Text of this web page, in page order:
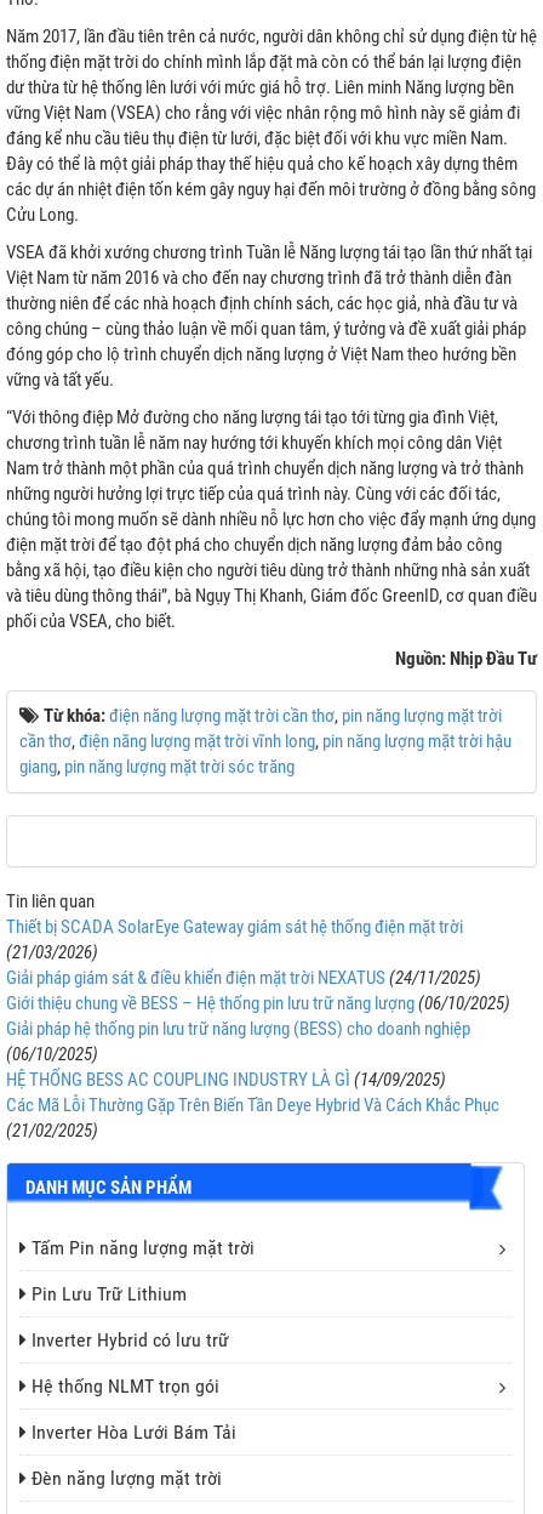
TRỮ
MẶT TRỜI
Năm 2017, lần đầu tiên trên cả nước, người dân không chỉ sử dụng điện từ hệ
thống điện mặt trời do chính mình lắp đặt mà còn có thể bán lại lượng điện
dư thừa từ hệ thống lên lưới với mức giá hỗ trợ. Liên minh Năng lượng bền
vững Việt Nam (VSEA) cho rằng với việc nhân rộng mô hình này sẽ giảm đi
đáng kể nhu cầu tiêu thụ điện từ lưới, đặc biệt đối với khu vực miền Nam.
Đây có thể là một giải pháp thay thế hiệu quả cho kế hoạch xây dựng thêm
các dự án nhiệt điện tốn kém gây nguy hại đến môi trường ở đồng bằng sông
Cửu Long.
VSEA đã khởi xướng chương trình Tuần lễ Năng lượng tái tạo lần thứ nhất tại
Việt Nam từ năm 2016 và cho đến nay chương trình đã trở thành diễn đàn
thường niên để các nhà hoạch định chính sách, các học giả, nhà đầu tư và
công chúng – cùng thảo luận về mối quan tâm, ý tưởng và đề xuất giải pháp
đóng góp cho lộ trình chuyển dịch năng lượng ở Việt Nam theo hướng bền
vững và tất yếu.
“Với thông điệp Mở đường cho năng lượng tái tạo tới từng gia đình Việt,
chương trình tuần lễ năm nay hướng tới khuyến khích mọi công dân Việt
Nam trở thành một phần của quá trình chuyển dịch năng lượng và trở thành
những người hưởng lợi trực tiếp của quá trình này. Cùng với các đối tác,
chúng tôi mong muốn sẽ dành nhiều nỗ lực hơn cho việc đẩy mạnh ứng dụng
điện mặt trời để tạo đột phá cho chuyển dịch năng lượng đảm bảo công
bằng xã hội, tạo điều kiện cho người tiêu dùng trở thành những nhà sản xuất
và tiêu dùng thông thái”, bà Ngụy Thị Khanh, Giám đốc GreenID, cơ quan điều
phối của VSEA, cho biết.
Nguồn: Nhịp Đầu Tư
Từ khóa:điện năng lượng mặt trời cần thơ, pin năng lượng mặt trời
cần thơ,điện năng lượng mặt trời vĩnh long, pin năng lượng mặt trời hậu
giang, pin năng lượng mặt trời sóc trăng
Tin liên quan
Thiết bị SCADA SolarEye Gateway giám sát hệ thống điện mặt trời
(21/03/2026)
Giải pháp giám sát & điều khiển điện mặt trời NEXATUS (24/11/2025)
Giới thiệu chung về BESS – Hệ thống pin lưu trữ năng lượng(06/10/2025)
Giải pháp hệ thống pin lưu trữ năng lượng (BESS) cho doanh nghiệp
(06/10/2025)
HỆ THỐNG BESS AC COUPLING INDUSTRY LÀ GÌ (14/09/2025)
Các Mã Lỗi Thường Gặp Trên Biến Tần Deye Hybrid Và Cách Khắc Phục
(21/02/2025)
DANH MỤC SẢN PHẨM
Tấm Pin năng lượng mặt trời
Pin Lưu Trữ Lithium
Inverter Hybrid có lưu trữ
Hệ thống NLMT trọn gói
Inverter Hòa Lưới Bám Tải
Đèn năng lượng mặt trời